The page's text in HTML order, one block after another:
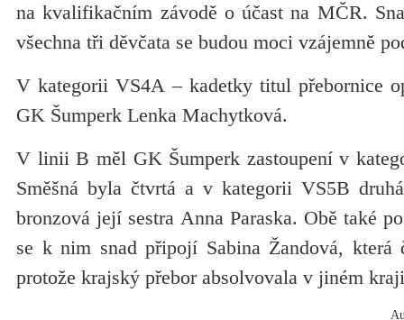
na kvalifikačním závodě o účast na MČR.
všechna tři děvčata se budou moci vzájemně
V kategorii VS4A – kadetky titul přebornice
GK Šumperk Lenka Machytková.
V linii B měl GK Šumperk zastoupení v
Směšná byla čtvrtá a v kategorii VS5B
bronzová její sestra Anna Paraska. Obě také
se k nim snad připojí Sabina Žandová, která
protože krajský přebor absolvovala v jiném